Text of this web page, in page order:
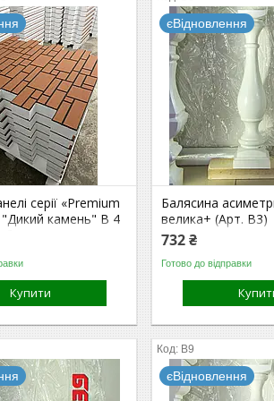
серії «Premium
"Дикий камень" В 4
В 10 раз
на клею.
Купити
єВідновлення
Балясина
велика+ (Арт. B3)
732 ₴
Готово до відправки
B9
єВідновлення